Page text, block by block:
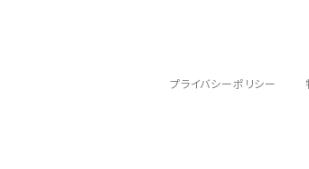
プライバシーポリシー